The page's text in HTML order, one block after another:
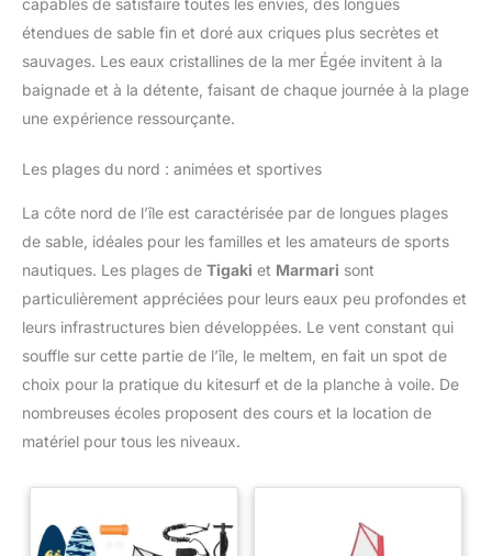
capables de satisfaire toutes les envies, des longues
étendues de sable fin et doré aux criques plus secrètes et
sauvages. Les eaux cristallines de la mer Égée invitent à la
baignade et à la détente, faisant de chaque journée à la plage
une expérience ressourçante.
Les plages du nord : animées et sportives
La côte nord de l’île est caractérisée par de longues plages
de sable, idéales pour les familles et les amateurs de sports
nautiques. Les plages de Tigaki et Marmari sont
particulièrement appréciées pour leurs eaux peu profondes et
leurs infrastructures bien développées. Le vent constant qui
souffle sur cette partie de l’île, le meltem, en fait un spot de
choix pour la pratique du kitesurf et de la planche à voile. De
nombreuses écoles proposent des cours et la location de
matériel pour tous les niveaux.